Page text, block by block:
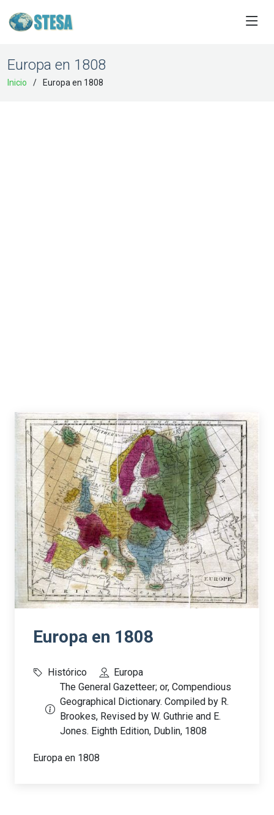
Europa en 1808
Inicio Europa en 1808
Europa en 1808
Histórico
Europa
The General Gazetteer; or, Compendious
Geographical Dictionary. Compiled by R.
Brookes, Revised by W. Guthrie and E.
Jones. Eighth Edition, Dublin, 1808
Europa en 1808